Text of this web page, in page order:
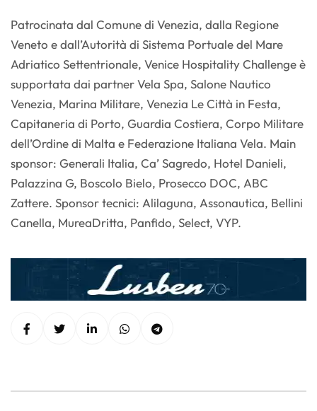
Patrocinata dal Comune di Venezia, dalla Regione
Veneto e dall’Autorità di Sistema Portuale del Mare
Adriatico Settentrionale, Venice Hospitality Challenge è
supportata dai partner Vela Spa, Salone Nautico
Venezia, Marina Militare, Venezia Le Città in Festa,
Capitaneria di Porto, Guardia Costiera, Corpo Militare
dell’Ordine di Malta e Federazione Italiana Vela. Main
sponsor: Generali Italia, Ca’ Sagredo, Hotel Danieli,
Palazzina G, Boscolo Bielo, Prosecco DOC, ABC
Zattere. Sponsor tecnici: Alilaguna, Assonautica, Bellini
Canella, MureaDritta, Panfido, Select, VYP.